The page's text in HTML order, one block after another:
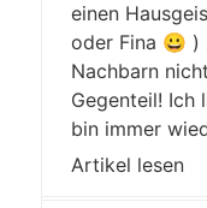
einen
oder Fina 😀 )
Nachbarn
Gegenteil! Ich
bin immer
Artikel lesen